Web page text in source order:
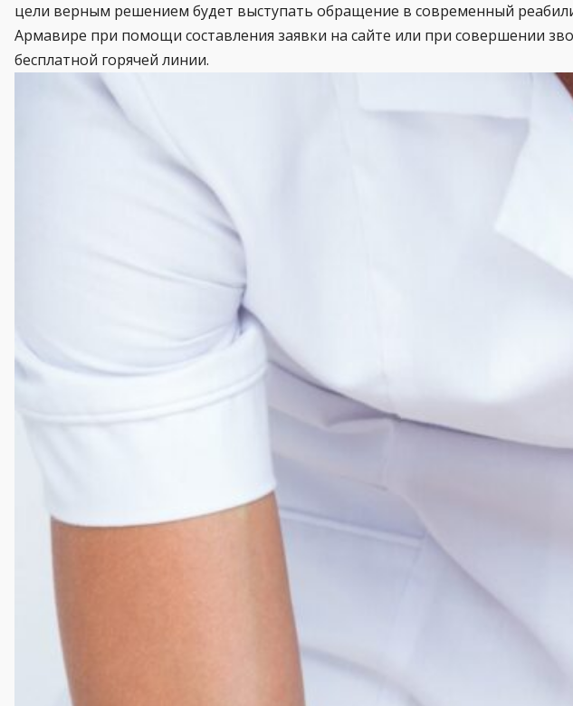
цели верным решением будет выступать обращение в современный
Армавире при помощи составления заявки на сайте или при совершении
бесплатной горячей линии.